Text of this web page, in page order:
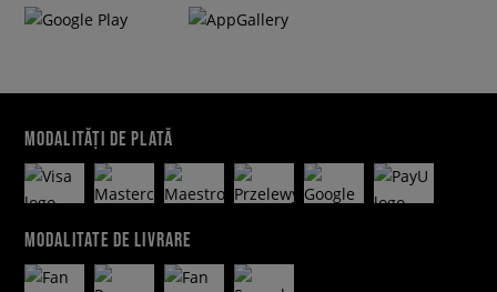
MODALITĂȚI DE PLATĂ
MODALITATE DE LIVRARE